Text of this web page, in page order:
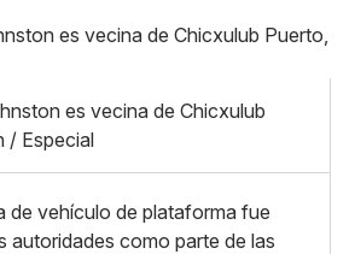
Grande
es vecina de Chicxulub
/ Especial
de vehículo de plataforma fue
autoridades como parte de las